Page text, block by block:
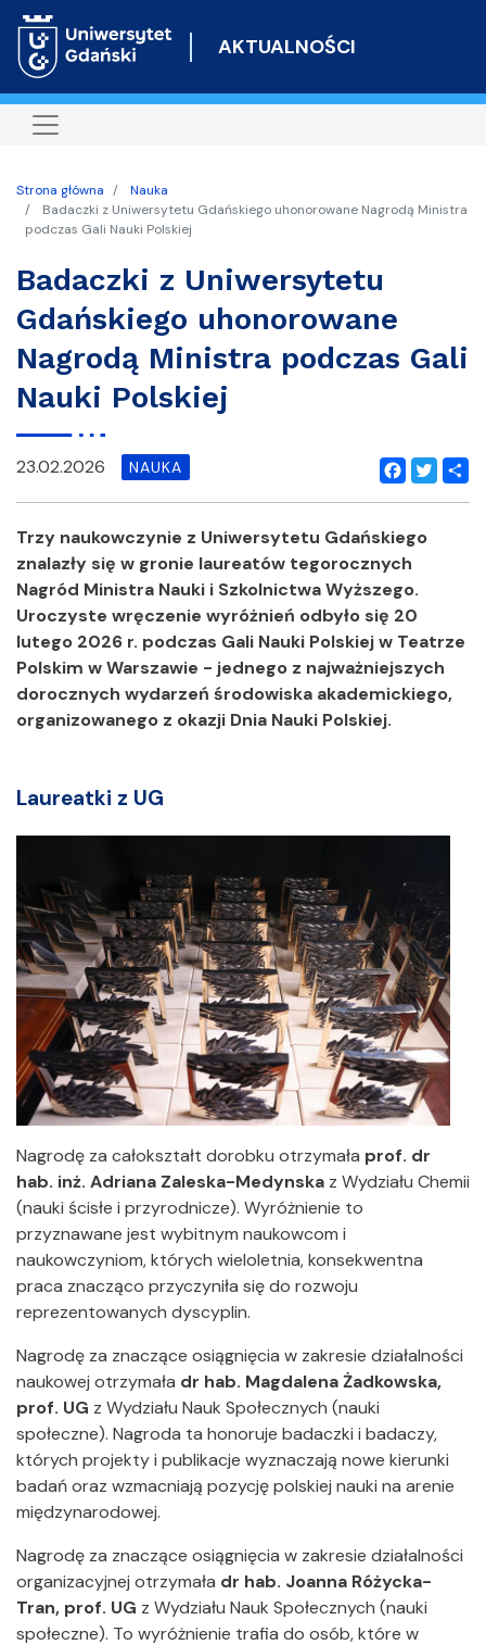
do
AKTUALNOŚCI
Strona główna
Nauka
Badaczki z Uniwersytetu Gdańskiego uhonorowane Nagrodą Ministra
podczas Gali Nauki Polskiej
Badaczki z Uniwersytetu
Gdańskiego uhonorowane
Nagrodą Ministra podczas Gali
Nauki Polskiej
Facebook
Twitter
23.02.2026 NAUKA
Trzy naukowczynie z Uniwersytetu Gdańskiego
znalazły się w gronie laureatów tegorocznych
Nagród Ministra Nauki i Szkolnictwa Wyższego.
Uroczyste wręczenie wyróżnień odbyło się 20
lutego 2026 r. podczas Gali Nauki Polskiej w Teatrze
Polskim w Warszawie - jednego z najważniejszych
dorocznych wydarzeń środowiska akademickiego,
organizowanego z okazji Dnia Nauki Polskiej.
Laureatki z UG
Nagrodę za całokształt dorobku otrzymała prof. dr
hab. inż. Adriana Zaleska-Medynska z Wydziału Chemii
(nauki ścisłe i przyrodnicze). Wyróżnienie to
przyznawane jest wybitnym naukowcom i
naukowczyniom, których wieloletnia, konsekwentna
praca znacząco przyczyniła się do rozwoju
reprezentowanych dyscyplin.
Nagrodę za znaczące osiągnięcia w zakresie działalności
naukowej otrzymała dr hab. Magdalena Żadkowska,
prof. UG z Wydziału Nauk Społecznych (nauki
społeczne). Nagroda ta honoruje badaczki i badaczy,
których projekty i publikacje wyznaczają nowe kierunki
badań oraz wzmacniają pozycję polskiej nauki na arenie
międzynarodowej.
Nagrodę za znaczące osiągnięcia w zakresie działalności
organizacyjnej otrzymała dr hab. Joanna Różycka-
Tran, prof. UG z Wydziału Nauk Społecznych (nauki
społeczne). To wyróżnienie trafia do osób, które w